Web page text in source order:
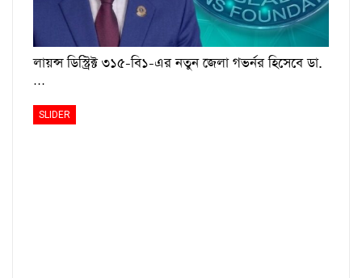
লায়ন্স ডিস্ট্রিক্ট ৩১৫-বি১-এর নতুন জেলা গভর্নর হিসেবে ডা.
…
SLIDER